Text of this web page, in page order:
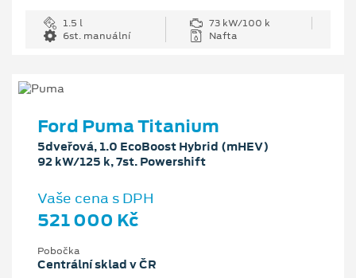
1.5 l
73 kW/100 k
6st. manuální
Nafta
Ford Puma Titanium
5dveřová, 1.0 EcoBoost Hybrid (mHEV)
92 kW/125 k, 7st. Powershift
Vaše cena s DPH
521 000 Kč
Pobočka
Centrální sklad v ČR